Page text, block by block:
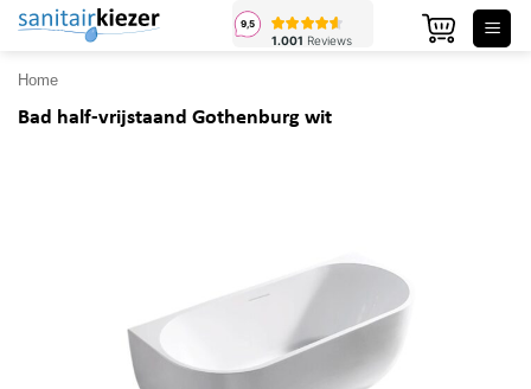
Ga
inhoud
Home
Bad half-vrijstaand Gothenburg wit